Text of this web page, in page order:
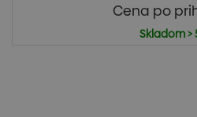
Cena po
Skladom >